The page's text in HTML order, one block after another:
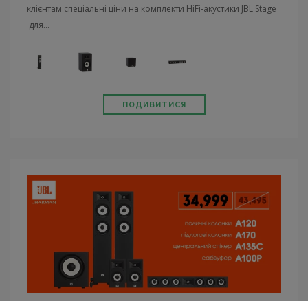
клієнтам спеціальні ціни на комплекти HiFi-акустики JBL Stage
для...
ПОДИВИТИСЯ